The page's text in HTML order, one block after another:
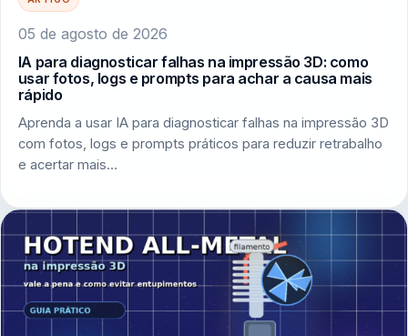
05 de agosto de 2026
IA para diagnosticar falhas na impressão 3D: como
usar fotos, logs e prompts para achar a causa mais
rápido
Aprenda a usar IA para diagnosticar falhas na impressão 3D
com fotos, logs e prompts práticos para reduzir retrabalho
e acertar mais…